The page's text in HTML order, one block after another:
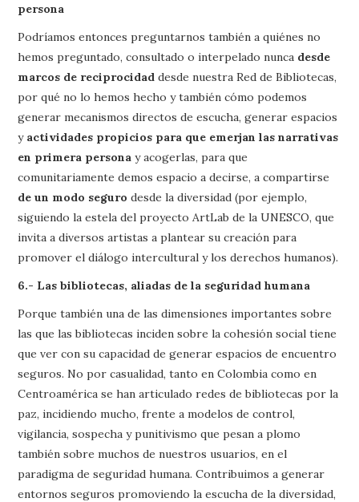
persona
Podríamos entonces preguntarnos también a quiénes no
hemos preguntado, consultado o interpelado nunca desde
marcos de reciprocidad desde nuestra Red de Bibliotecas,
por qué no lo hemos hecho y también cómo podemos
generar mecanismos directos de escucha, generar espacios
y actividades propicios para que emerjan las narrativas
en primera persona y acogerlas, para que
comunitariamente demos espacio a decirse, a compartirse
de un modo seguro desde la diversidad (por ejemplo,
siguiendo la estela del proyecto ArtLab de la UNESCO, que
invita a diversos artistas a plantear su creación para
promover el diálogo intercultural y los derechos humanos).
6.- Las bibliotecas, aliadas de la seguridad humana
Porque también una de las dimensiones importantes sobre
las que las bibliotecas inciden sobre la cohesión social tiene
que ver con su capacidad de generar espacios de encuentro
seguros. No por casualidad, tanto en Colombia como en
Centroamérica se han articulado redes de bibliotecas por la
paz, incidiendo mucho, frente a modelos de control,
vigilancia, sospecha y punitivismo que pesan a plomo
también sobre muchos de nuestros usuarios, en el
paradigma de seguridad humana. Contribuimos a generar
entornos seguros promoviendo la escucha de la diversidad,